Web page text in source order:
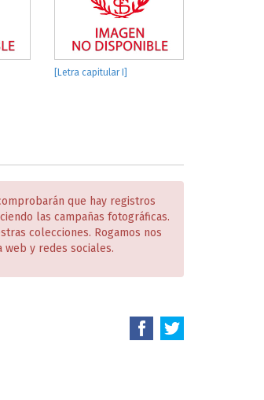
[Letra capitular I]
que hay registros
las campañas fotográficas.
colecciones. Rogamos nos
web y redes sociales.